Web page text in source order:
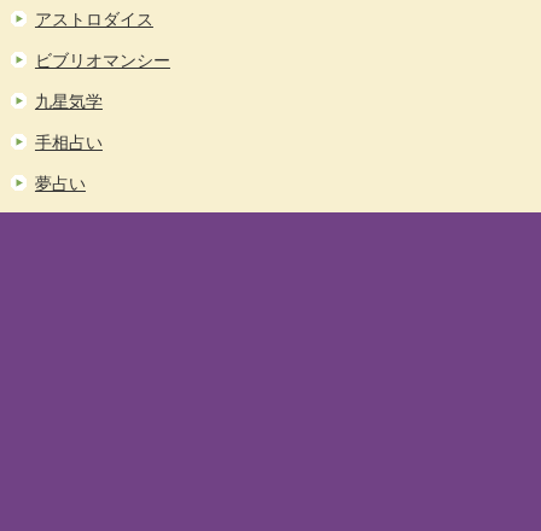
アストロダイス
ビブリオマンシー
九星気学
手相占い
夢占い